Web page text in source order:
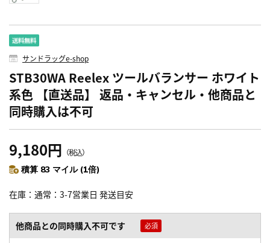
サンドラッグe-shop
STB30WA Reelex ツールバランサー ホワイト
系色 【直送品】 返品・キャンセル・他商品と
同時購入は不可
9,180円 （税込）
積算 83 マイル (1倍)
在庫 通常：3-7営業日 発送目安
他商品との同時購入不可です